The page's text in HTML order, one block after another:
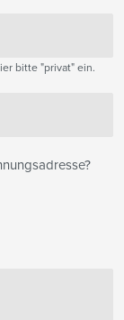
bitte "privat" ein.